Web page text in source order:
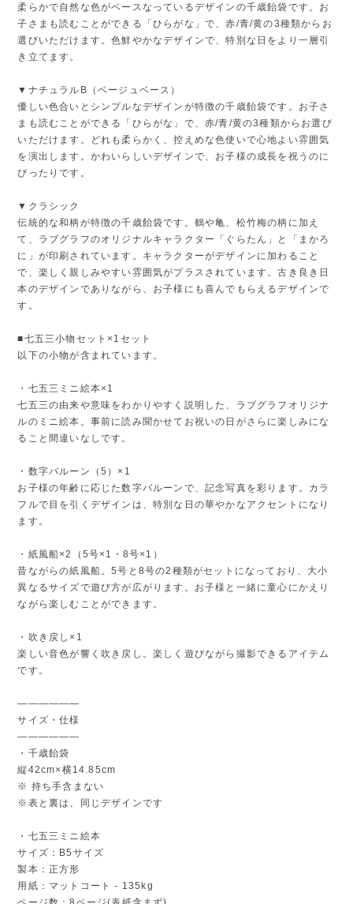
柔らかで自然な色がベースなっているデザインの千歳飴袋です。お
子さまも読むことができる「ひらがな」で、赤/青/黄の3種類からお
選びいただけます。色鮮やかなデザインで、特別な日をより一層引
き立てます。
▼ナチュラルB（ベージュベース）
優しい色合いとシンプルなデザインが特徴の千歳飴袋です。お子さ
まも読むことができる「ひらがな」で、赤/青/黄の3種類からお選び
いただけます。どれも柔らかく、控えめな色使いで心地よい雰囲気
を演出します。かわいらしいデザインで、お子様の成長を祝うのに
ぴったりです。
▼クラシック
伝統的な和柄が特徴の千歳飴袋です。鶴や亀、松竹梅の柄に加え
て、ラブグラフのオリジナルキャラクター「ぐらたん」と「まかろ
に」が印刷されています。キャラクターがデザインに加わること
で、楽しく親しみやすい雰囲気がプラスされています。古き良き日
本のデザインでありながら、お子様にも喜んでもらえるデザインで
す。
■七五三小物セット×1セット
以下の小物が含まれています。
・七五三ミニ絵本×1
七五三の由来や意味をわかりやすく説明した、ラブグラフオリジナ
ルのミニ絵本。事前に読み聞かせてお祝いの日がさらに楽しみにな
ること間違いなしです。
・数字バルーン（5）×1
お子様の年齢に応じた数字バルーンで、記念写真を彩ります。カラ
フルで目を引くデザインは、特別な日の華やかなアクセントになり
ます。
・紙風船×2（5号×1・8号×1）
昔ながらの紙風船。5号と8号の2種類がセットになっており、大小
異なるサイズで遊び方が広がります。お子様と一緒に童心にかえり
ながら楽しむことができます。
・吹き戻し×1
楽しい音色が響く吹き戻し。楽しく遊びながら撮影できるアイテム
です。
――――――
サイズ・仕様
――――――
・千歳飴袋
縦42cm×横14.85cm
※ 持ち手含まない
※表と裏は、同じデザインです
・七五三ミニ絵本
サイズ：B5サイズ
製本：正方形
用紙：マットコート - 135kg